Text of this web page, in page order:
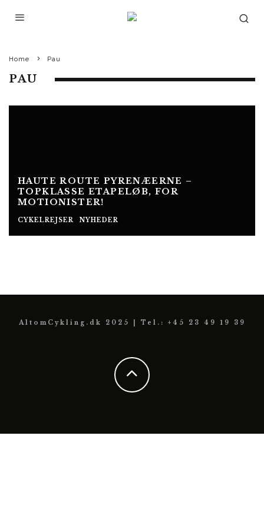
Home Pau
PAU
HAUTE ROUTE PYRENÆERNE –
TOPKLASSE ETAPELØB, FOR
MOTIONISTER!
CYKELREJSER NYHEDER
AltomCykling.dk 2025 | Tel.: +45 23 49 19 39